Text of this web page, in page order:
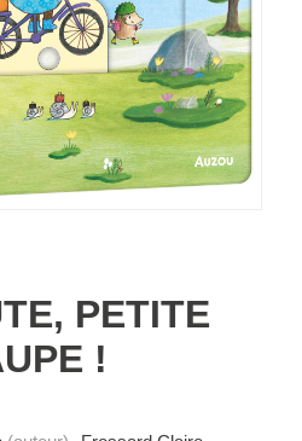
PETITE
!